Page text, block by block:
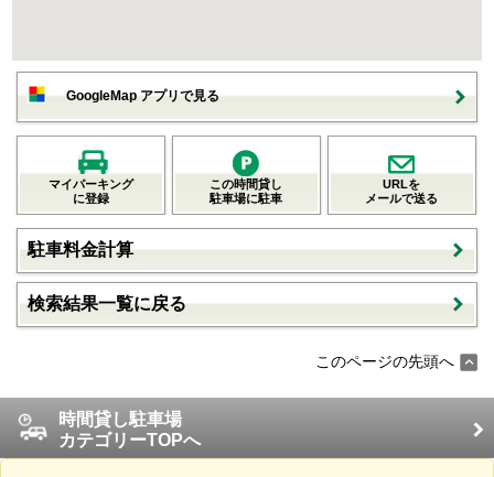
GoogleMap アプリで見る
マイパーキング
に登録
この時間貸し
駐車場に駐車
URLを
メールで送る
駐車料金計算
検索結果一覧に戻る
このページの先頭へ
時間貸し駐車場
カテゴリーTOPへ